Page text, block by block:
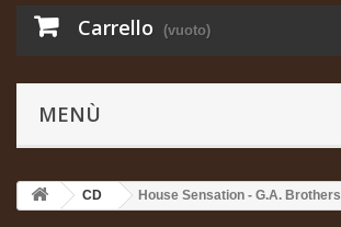
Carrello (vuoto)
MENÙ
CD House Sensation - G.A. Brothers